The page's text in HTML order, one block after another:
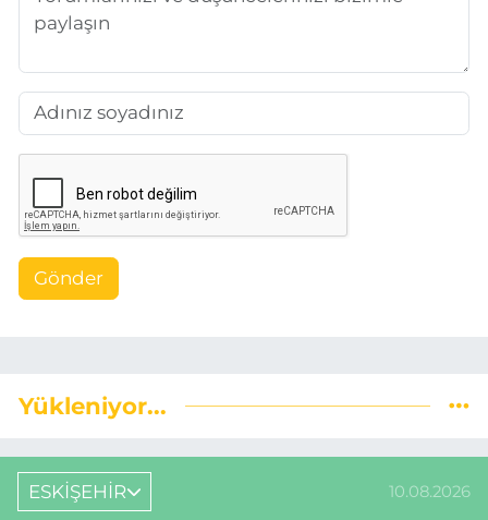
Gönder
Yükleniyor...
ESKİŞEHİR 10.08.2026